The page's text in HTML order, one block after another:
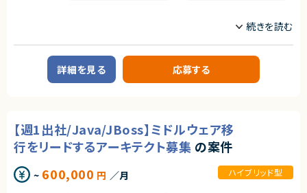
日程調整は、多くの人が日常的に行う業務である一方、長年にわたり非効率
な手法が使われ続けてきた領域でもあります。
近年は、業務のデジタル化・生産性向上の流れを背景に、この分野自体が急
速に注目され、改善ニーズが顕在化しています。
本サービスは、その中でも機能面・体験面の両方で優位性を持ち、将来的に
求めるスキル
◆スキル・経験
・Web／SaaSプロダクトにおけるPdMまたはそれに準ずる役割の経験
・ユーザー課題を起点とした機能設計・仕様設計の経験
・UI/UXに関する基礎的な知識・判断力
【尚可スキル】
・TDD、DDDなど品質を重視した開発手法への理解・関心
・新規事業の立ち上げ〜グロースフェーズの開発経験
【求める人物像】
・技術を通じて質の高いプロダクトづくりを追求できる方
・新しい技術や開発手法に対して主体的にキャッチアップできる方
職種
インフラエンジニア/SRE サーバーサイドエンジニア
業務内容
■業務内容
・社内基幹システムの設計・開発・運用
・要件定義、設計、実装、テスト対応
・問い合わせ対応、運用保守作業
・既存システムの改修および改善推進
詳細を見る 応募する
【週1出社/Java/JBoss】ミドルウェア移
行をリードするアーキテクト募集 の案件
~ 600,000 円 ／月 ハイブリッド型